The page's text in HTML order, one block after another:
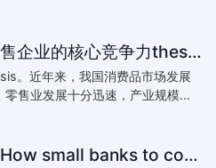
论如何提升我国本土零售企业的核心竞争力thesis:The theory of how to improve the core competitiveness of domestic retail e
。近年来，我国消费品市场发展
售业发展十分迅速，产业规模...
小型银行如何控制风险How small banks to control risk